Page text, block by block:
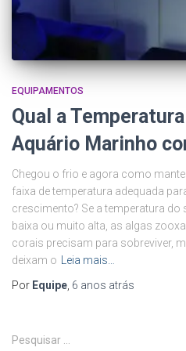
EQUIPAMENTOS
Qual a
Aquário Marinho
Chegou o frio e agora como
faixa de temperatura adequada
crescimento? Se a temperatura
baixa ou muito alta, as algas
corais precisam para sobreviver,
deixam o
Leia mais…
Por Equipe 6 anos atrás
P
Pesquisar …